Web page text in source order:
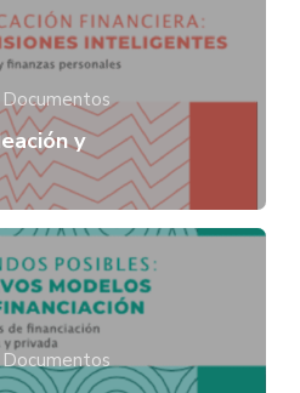
Documentos
y
Documentos